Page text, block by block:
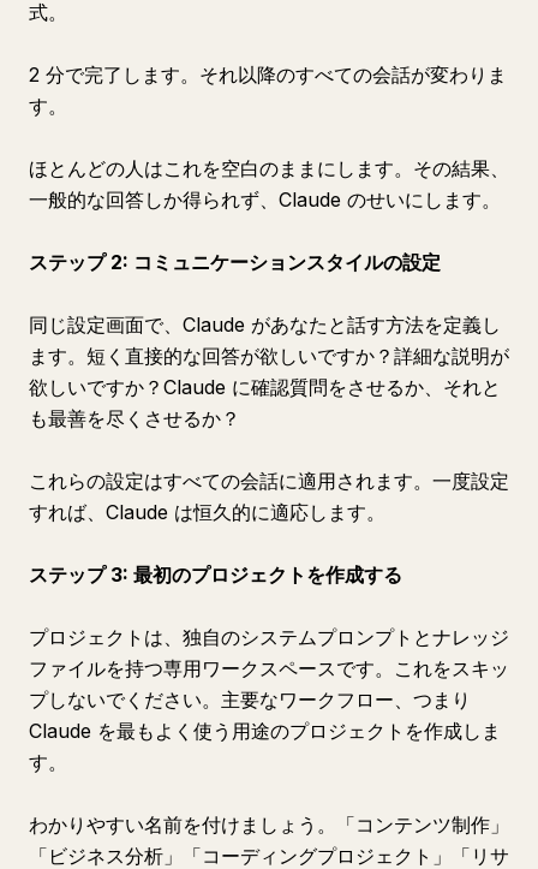
式。
2 分で完了します。それ以降のすべての会話が変わりま
す。
ほとんどの人はこれを空白のままにします。その結果、
一般的な回答しか得られず、Claude のせいにします。
ステップ 2: コミュニケーションスタイルの設定
同じ設定画面で、Claude があなたと話す方法を定義し
ます。短く直接的な回答が欲しいですか？詳細な説明が
欲しいですか？Claude に確認質問をさせるか、それと
も最善を尽くさせるか？
これらの設定はすべての会話に適用されます。一度設定
すれば、Claude は恒久的に適応します。
ステップ 3: 最初のプロジェクトを作成する
プロジェクトは、独自のシステムプロンプトとナレッジ
ファイルを持つ専用ワークスペースです。これをスキッ
プしないでください。主要なワークフロー、つまり
Claude を最もよく使う用途のプロジェクトを作成しま
す。
わかりやすい名前を付けましょう。「コンテンツ制作」
「ビジネス分析」「コーディングプロジェクト」「リサ